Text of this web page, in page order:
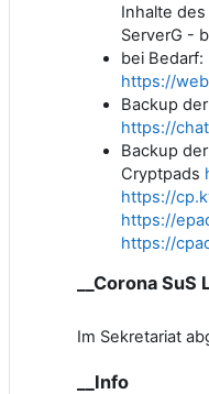
Inhalte
ServerG -
bei Bedarf:
https://
Backup
https://
Backup
Cryptpads
https://
https://
https://
__Corona SuS
Im Sekretariat
__Info